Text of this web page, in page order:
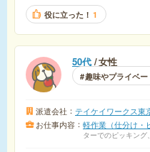
役に立った！ 1
50代 女性
趣味やプライベ
派遣会社 テイケイワークス東
お仕事内容 軽作業（仕分け・
ターでのピッキング